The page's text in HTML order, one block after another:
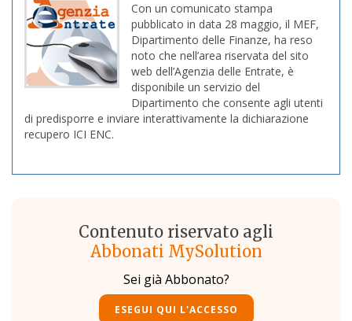
Con un comunicato stampa
pubblicato in data 28 maggio, il MEF,
Dipartimento delle Finanze, ha reso
noto che nell’area riservata del sito
web dell’Agenzia delle Entrate, è
disponibile un servizio del
Dipartimento che consente agli utenti
di predisporre e inviare interattivamente la dichiarazione
recupero ICI ENC.
Contenuto riservato agli
Abbonati MySolution
Sei già Abbonato?
ESEGUI QUI L'ACCESSO